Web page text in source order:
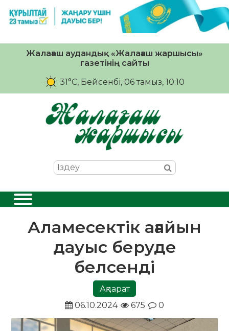
Жалағаш аудандық «Жалағаш жаршысы»
газетінің сайты
31°C, Бейсенбі, 06 тамыз, 10:10
Аламесектік ағайын
дауыс беруде
белсенді
Ақпарат
06.10.2024
675 0